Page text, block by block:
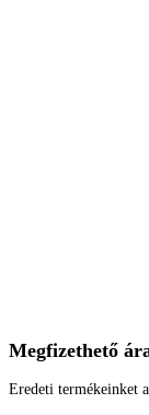
Megfizethető
Eredeti termékeinket